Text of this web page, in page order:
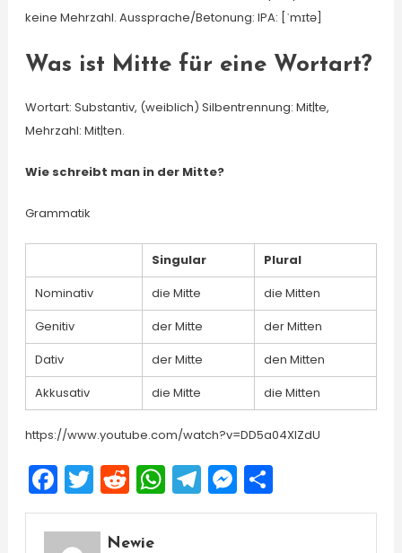
keine Mehrzahl. Aussprache/Betonung: IPA: [ˈmɪtə]
Was ist Mitte für eine Wortart?
Wortart: Substantiv, (weiblich) Silbentrennung: Mit|te,
Mehrzahl: Mit|ten.
Wie schreibt man in der Mitte?
Grammatik
Singular
Plural
Nominativ
die Mitte
die Mitten
Genitiv
der Mitte
der Mitten
Dativ
der Mitte
den Mitten
Akkusativ
die Mitte die Mitten
https://www.youtube.com/watch?v=DD5a04XIZdU
Facebook
Twitter
Reddit
WhatsApp
Telegram
Messenger
Share
Newie